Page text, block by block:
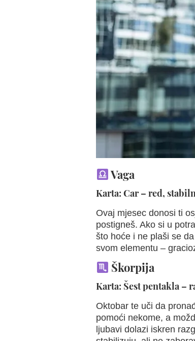
Vaga
Karta: Car – red,
Ovaj mjesec donosi ti
postigneš. Ako si u
što hoće i ne plaši se
svom elementu –
Škorpija
Karta: Šest pentakla –
Oktobar te uči da
pomoći nekome, a
ljubavi dolazi iskren